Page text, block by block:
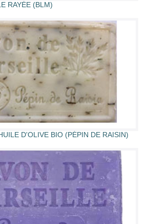
RAYÉE (BLM)
D'OLIVE BIO (PÉPIN DE RAISIN)